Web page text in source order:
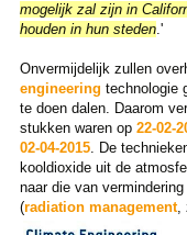
mogelijk zal zijn in
houden in hun steden.'
Onvermijdelijk zullen
engineering technologie
te doen dalen. Daarom
stukken waren op 22-02-
02-04-2015. De
kooldioxide uit de
naar die van
(radiation management,